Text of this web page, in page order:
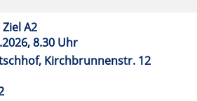
A2
8.30 Uhr
Kirchbrunnenstr. 12